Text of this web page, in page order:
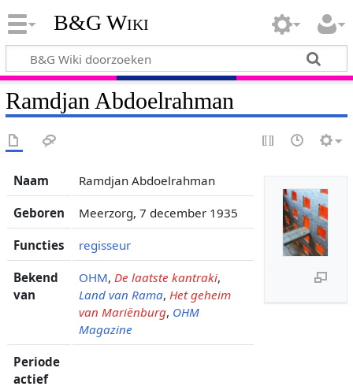
B&G Wiki
Ramdjan Abdoelrahman
Naam Ramdjan Abdoelrahman
Geboren Meerzorg, 7 december 1935
Functies regisseur
Bekend
van
OHM, De laatste kantraki,
Land van Rama, Het geheim
van Mariënburg, OHM
Magazine
Periode
actief